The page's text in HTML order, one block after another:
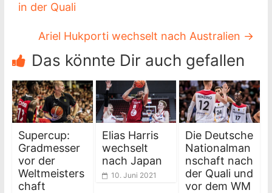
in der Quali
Ariel Hukporti wechselt nach Australien →
Das könnte Dir auch gefallen
Supercup:
Gradmesser
vor der
Weltmeisters
chaft
Elias Harris
wechselt
nach Japan
10. Juni 2021
Die Deutsche
Nationalman
nschaft nach
der Quali und
vor dem WM